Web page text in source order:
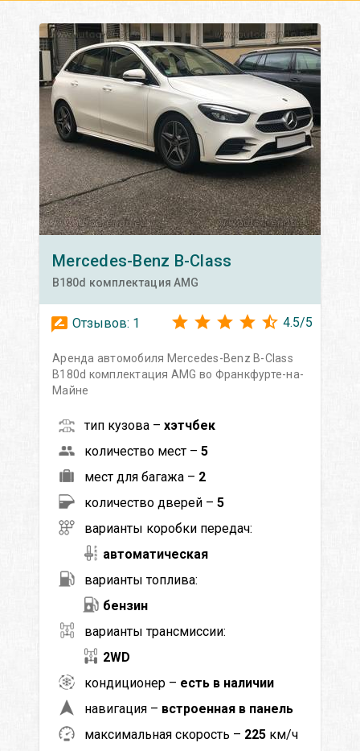
Mercedes-Benz B-Class
B180d комплектация AMG
Отзывов: 1 4.5/5
Аренда автомобиля Mercedes-Benz B-Class
B180d комплектация AMG во Франкфурте-на-
Майне
тип кузова – хэтчбек
количество мест – 5
мест для багажа – 2
количество дверей – 5
варианты коробки передач:
автоматическая
варианты топлива:
бензин
варианты трансмиссии:
2WD
кондиционер – есть в наличии
навигация – встроенная в панель
максимальная скорость – 225 км/ч